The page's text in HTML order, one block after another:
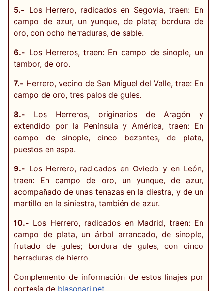
5.- Los Herrero, radicados en Segovia, traen: En
campo de azur, un yunque, de plata; bordura de
oro, con ocho herraduras, de sable.
6.- Los Herreros, traen: En campo de sinople, un
tambor, de oro.
7.- Herrero, vecino de San Miguel del Valle, trae: En
campo de oro, tres palos de gules.
8.- Los Herreros, originarios de Aragón y
extendido por la Península y América, traen: En
campo de sinople, cinco bezantes, de plata,
puestos en aspa.
9.- Los Herrero, radicados en Oviedo y en León,
traen: En campo de oro, un yunque, de azur,
acompañado de unas tenazas en la diestra, y de un
martillo en la siniestra, también de azur.
10.- Los Herrero, radicados en Madrid, traen: En
campo de plata, un árbol arrancado, de sinople,
frutado de gules; bordura de gules, con cinco
herraduras de hierro.
Complemento de información de estos linajes por
cortesía de blasonari.net